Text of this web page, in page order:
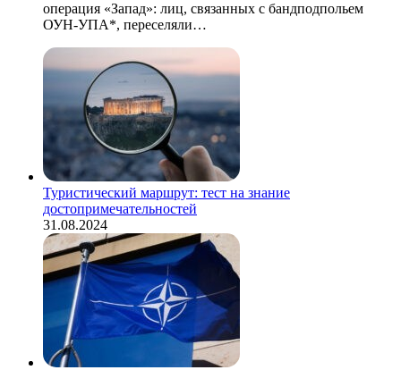
операция «Запад»: лиц, связанных с бандподпольем
ОУН-УПА*, переселяли…
Туристический маршрут: тест на знание
достопримечательностей
31.08.2024